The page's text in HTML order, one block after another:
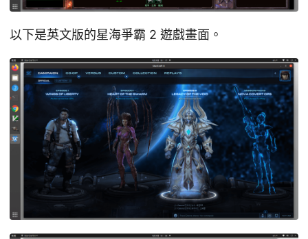
以下是英文版的星海爭霸 2 遊戲畫面。